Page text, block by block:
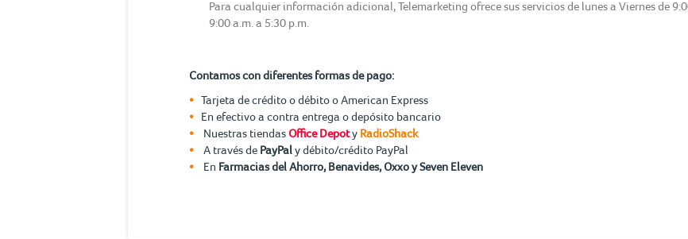
Para cualquier información adicional, Telemarketing ofrece sus servicios de lunes a Viernes de
9:00 a.m. a 5:30 p.m.
Contamos con diferentes formas de pago:
Tarjeta de crédito o débito o American Express
En efectivo a contra entrega o depósito bancario
Nuestras tiendas Office Depoty RadioShack
A través de PayPaly débito/crédito PayPal
En Farmacias del Ahorro, Benavides, Oxxo y Seven Eleven